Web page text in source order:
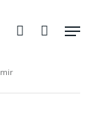
rechercheaccountMenu